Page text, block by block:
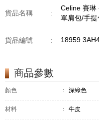
貨品名稱 :
Celine 賽琳
單肩包/手
貨品編號 : 18959
商品參數
顏色 ： 深綠色
材料 ： 牛皮